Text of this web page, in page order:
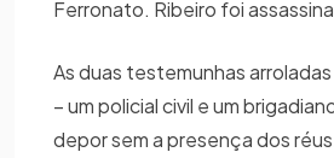
Ferronato. Ribeiro foi
As duas testemunhas
– um policial civil e um
depor sem a presença dos